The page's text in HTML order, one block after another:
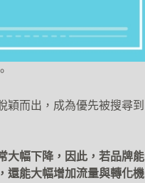
穎而出，成為優先被搜尋到
大幅下降，因此，若品牌能
還能大幅增加流量與轉化機